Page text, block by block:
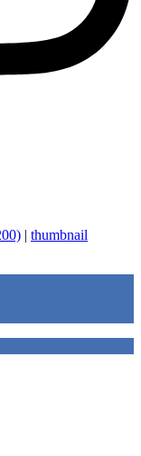
| thumbnail